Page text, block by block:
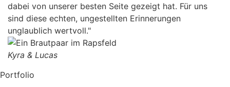
dabei von unserer besten Seite gezeigt hat. Für uns
sind diese echten, ungestellten Erinnerungen
unglaublich wertvoll."
Kyra & Lucas
Portfolio